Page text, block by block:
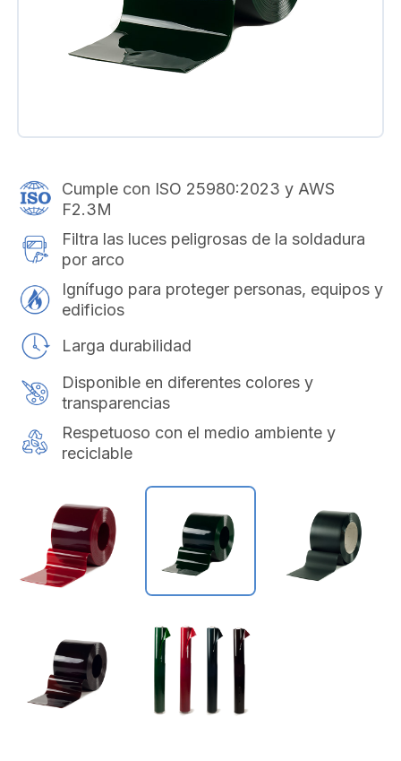
Cumple con ISO 25980:2023 y AWS
F2.3M
Filtra las luces peligrosas de la soldadura
por arco
Ignífugo para proteger personas, equipos y
edificios
Larga durabilidad
Disponible en diferentes colores y
transparencias
Respetuoso con el medio ambiente y
reciclable